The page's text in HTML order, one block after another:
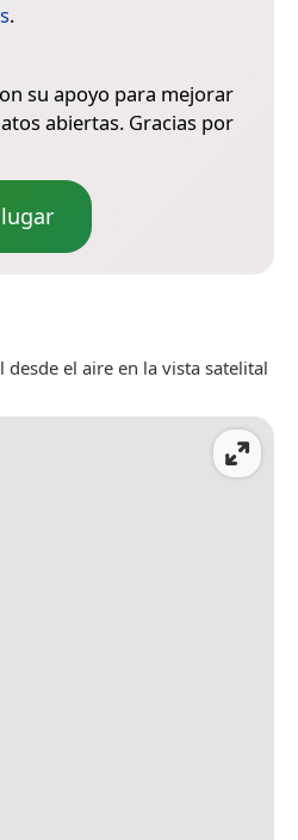
.
su apoyo para mejorar
abiertas. Gracias por
desde el aire en la vista satelital